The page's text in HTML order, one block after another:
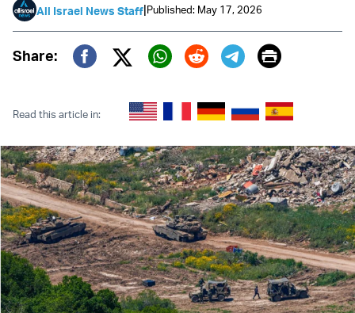
All Israel News Staff|Published: May 17, 2026
Share:
Twitter (X)
Print
Read this article in: